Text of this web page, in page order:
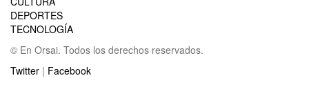
DEPORTES
TECNOLOGÍA
© En Orsai. Todos los derechos reservados.
Twitter | Facebook